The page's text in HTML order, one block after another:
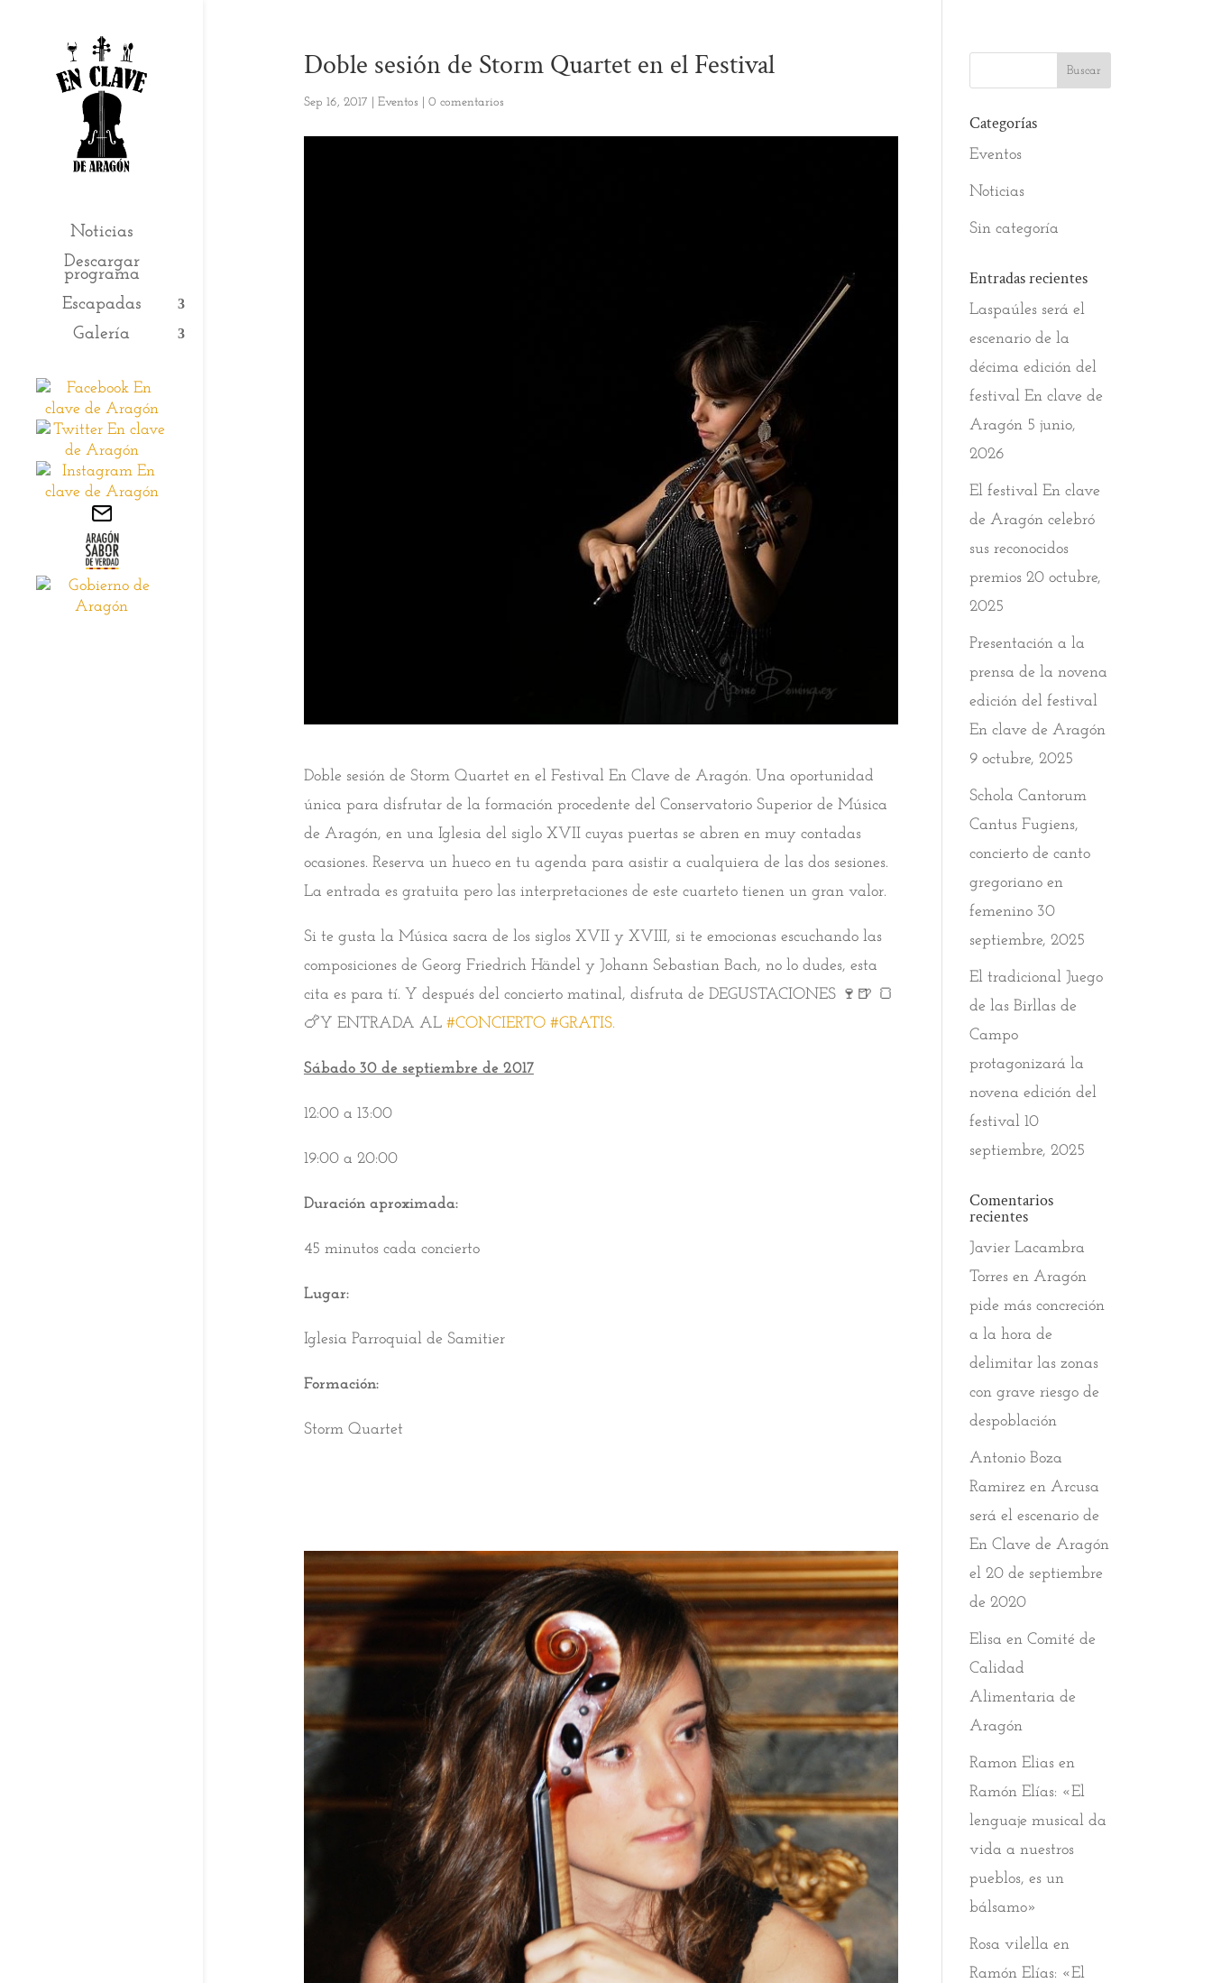
Noticias
Descargar
programa
Escapadas
Galería
Doble sesión de Storm Quartet en el Festival
Sep 16, 2017 Eventos 0 comentarios
Doble sesión de Storm Quartet en el Festival En Clave de Aragón. Una oportunidad
única para disfrutar de la formación procedente del Conservatorio Superior de Música
de Aragón, en una Iglesia del siglo XVII cuyas puertas se abren en muy contadas
ocasiones. Reserva un hueco en tu agenda para asistir a cualquiera de las dos sesiones.
La entrada es gratuita pero las interpretaciones de este cuarteto tienen un gran valor.
Si te gusta la Música sacra de los siglos XVII y XVIII, si te emocionas escuchando las
composiciones de Georg Friedrich Händel y Johann Sebastian Bach, no lo dudes, esta
cita es para tí. Y después del concierto matinal, disfruta de DEGUSTACIONES 🍷 🍺 🍞
🍗Y ENTRADA AL #CONCIERTO #GRATIS.
Sábado 30 de septiembre de 2017
12:00 a 13:00
19:00 a 20:00
Duración aproximada:
45 minutos cada concierto
Lugar:
Iglesia Parroquial de Samitier
Formación:
Storm Quartet
Categorías
Eventos
Noticias
Sin categoría
Entradas recientes
Laspaúles será el
escenario de la
décima edición del
festival En clave de
Aragón 5 junio,
2026
El festival En clave
de Aragón celebró
sus reconocidos
premios 20 octubre,
2025
Presentación a la
prensa de la novena
edición del festival
En clave de Aragón
9 octubre, 2025
Schola Cantorum
Cantus Fugiens,
concierto de canto
gregoriano en
femenino 30
septiembre, 2025
El tradicional Juego
de las Birllas de
Campo
protagonizará la
novena edición del
festival 10
septiembre, 2025
Comentarios
recientes
Javier Lacambra
Torres enAragón
pide más concreción
a la hora de
delimitar las zonas
con grave riesgo de
despoblación
Antonio Boza
Ramirez enArcusa
será el escenario de
En Clave de Aragón
el 20 de septiembre
de 2020
Elisa enComité de
Calidad
Alimentaria de
Aragón
Ramon Elias en
Ramón Elías: «El
lenguaje musical da
vida a nuestros
pueblos, es un
bálsamo»
Rosa vilella en
Ramón Elías: «El